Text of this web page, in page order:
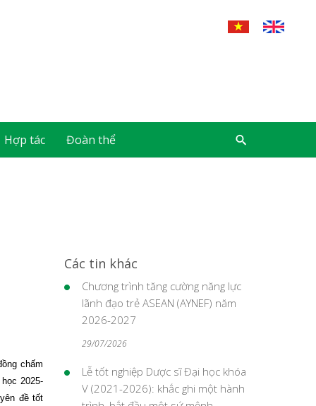
Hợp tác Đoàn thể
chấm
2025-
đề tốt
Các tin khác
Chương trình tăng cường năng lực
lãnh đạo trẻ ASEAN (AYNEF) năm
2026-2027
29/07/2026
Lễ tốt nghiệp Dược sĩ Đại học khóa
V (2021-2026): khắc ghi một hành